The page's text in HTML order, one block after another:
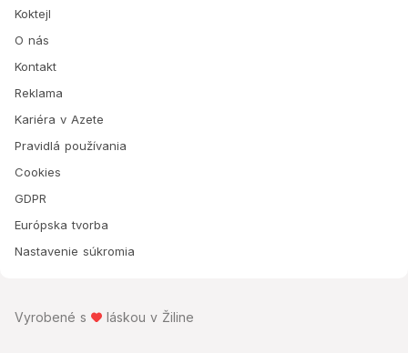
Koktejl
O nás
Kontakt
Reklama
Kariéra v Azete
Pravidlá používania
Cookies
GDPR
Európska tvorba
Nastavenie súkromia
Vyrobené s láskou v Žiline